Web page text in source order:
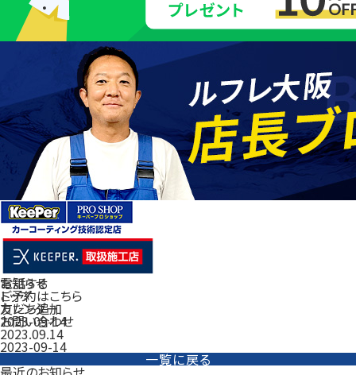
電話する
ご予約はこちら
友だち追加
お問い合わせ
お知らせ
トップ
カレンダー
2023-09-14
2023.09.14
2023-09-14
一覧に戻る